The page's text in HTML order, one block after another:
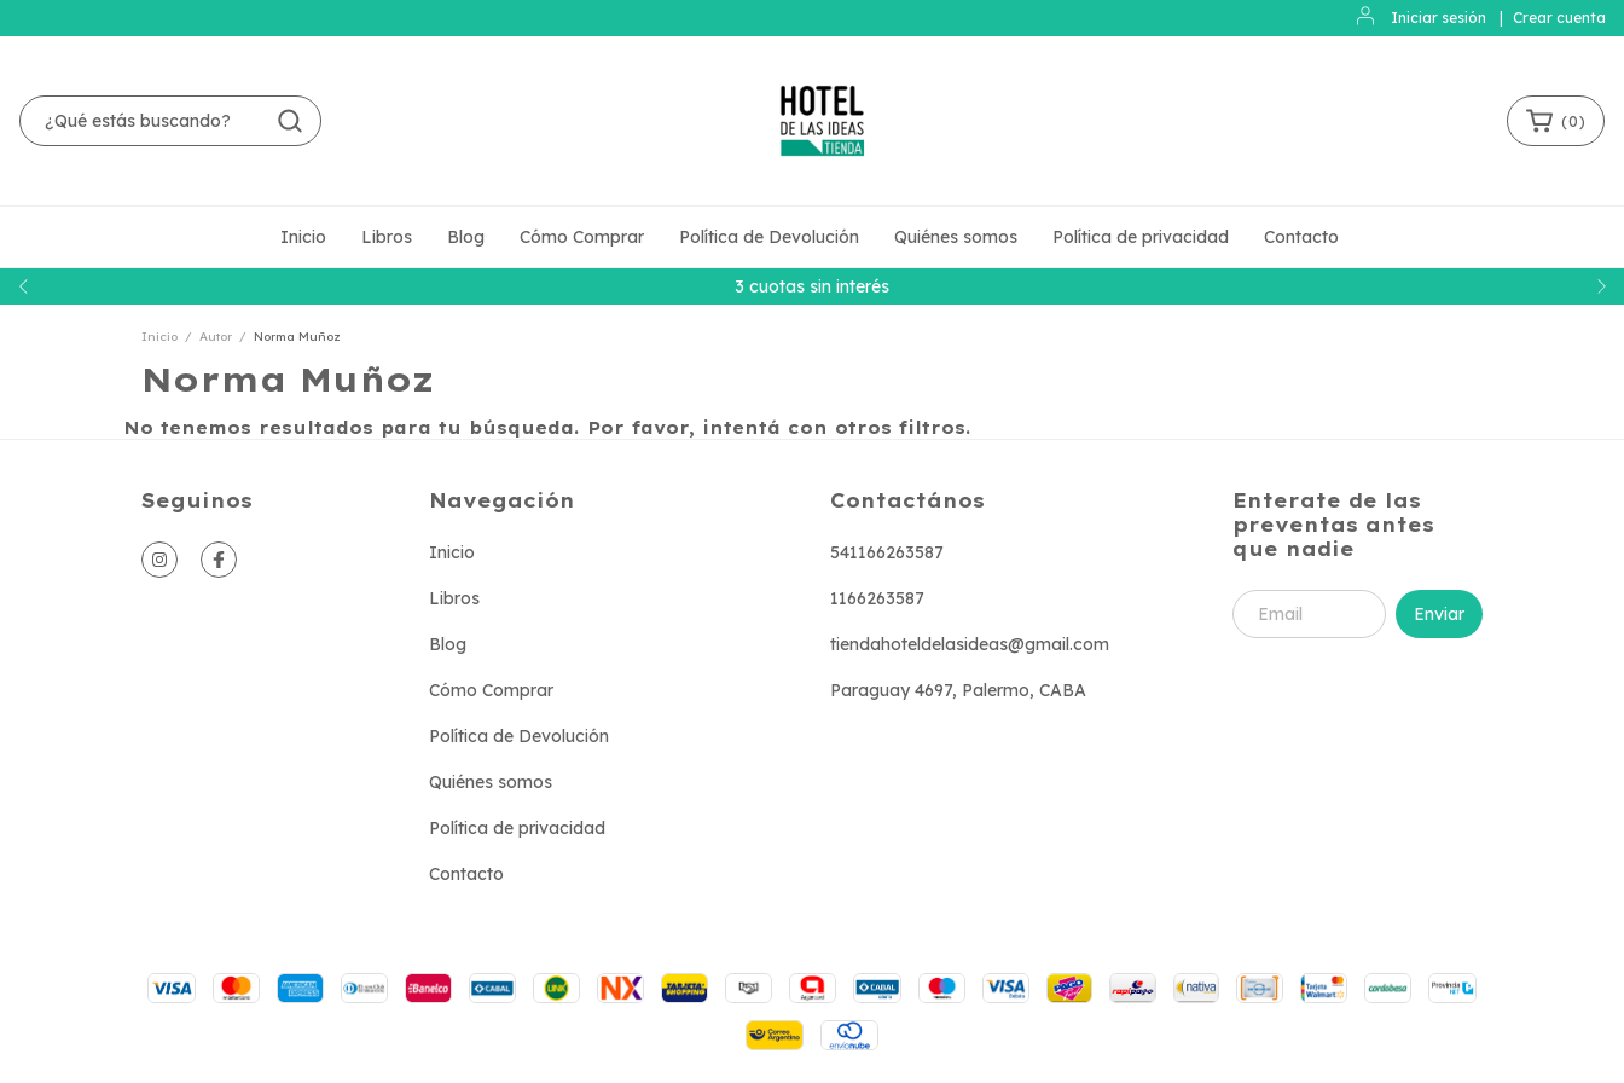
Iniciar sesión Crear cuenta
3 cuotas sin interés
(0)
Inicio Libros Blog Cómo Comprar Política de Devolución Quiénes somos Política de privacidad Contacto
Inicio / Autor / Norma Muñoz
Norma Muñoz
No tenemos resultados para tu búsqueda. Por favor, intentá con otros filtros.
Seguinos Navegación
Inicio
Libros
Blog
Cómo Comprar
Política de Devolución
Quiénes somos
Política de privacidad
Contacto
Contactános
541166263587
1166263587
tiendahoteldelasideas@gmail.com
Paraguay 4697, Palermo, CABA
Enterate de las
preventas antes
que nadie